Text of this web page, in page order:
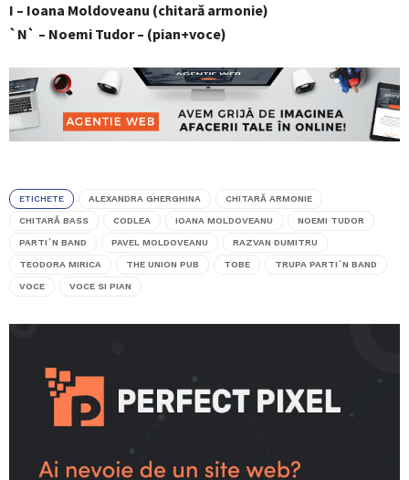
I – Ioana Moldoveanu (chitară armonie)
`N` – Noemi Tudor – (pian+voce)
ETICHETE ALEXANDRA GHERGHINA CHITARĂ ARMONIE
CHITARĂ BASS CODLEA IOANA MOLDOVEANU NOEMI TUDOR
PARTI`N BAND PAVEL MOLDOVEANU RAZVAN DUMITRU
TEODORA MIRICA THE UNION PUB TOBE TRUPA PARTI`N BAND
VOCE VOCE SI PIAN